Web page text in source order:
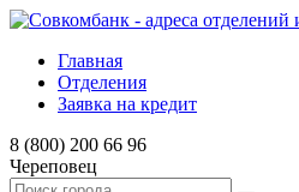
Главная
Отделения
Заявка на кредит
8 (800) 200 66 96
Череповец